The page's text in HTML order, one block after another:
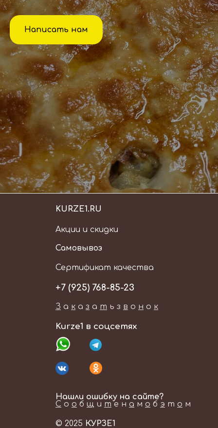
Написать нам
+7 (925) 768-85-23
З а к а з а т ь з в о н о к
© 2025 КУРЗЕ1
KURZE1.RU
Kurze1 в соцсетях
Нашли ошибку на сайте?
С о о б щ и те н а м о б э т о м
Сертификат качества
Акции и скидки
Самовывоз